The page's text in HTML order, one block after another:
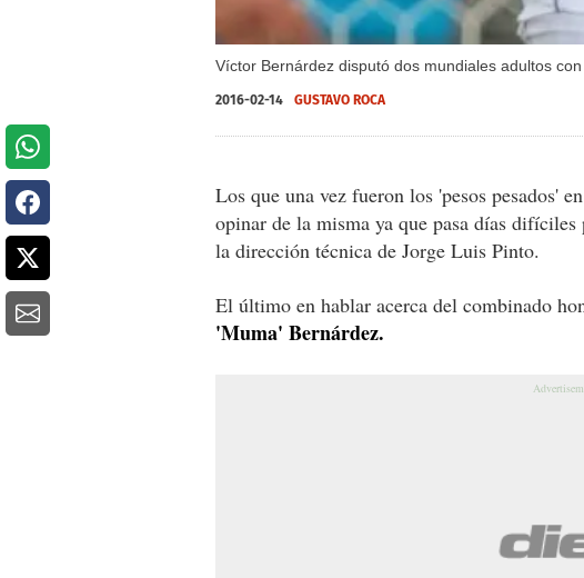
Víctor Bernárdez disputó dos mundiales adultos
2016-02-14 GUSTAVO ROCA
Los que una vez fueron los 'pesos pesados'
opinar de la misma ya que pasa días
la dirección técnica de Jorge Luis Pinto.
El último en hablar acerca del combinado
'Muma' Bernárdez.